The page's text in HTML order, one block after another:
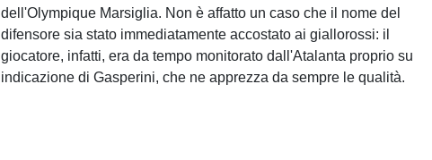
dell'Olympique Marsiglia. Non è affatto un caso che il nome del
difensore sia stato immediatamente accostato ai giallorossi: il
giocatore, infatti, era da tempo monitorato dall'Atalanta proprio su
indicazione di Gasperini, che ne apprezza da sempre le qualità.